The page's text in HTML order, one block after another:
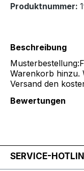
Produktnummer:
Beschreibung
Warenkorb hinzu.
Versand den
Bewertungen
SERVICE-